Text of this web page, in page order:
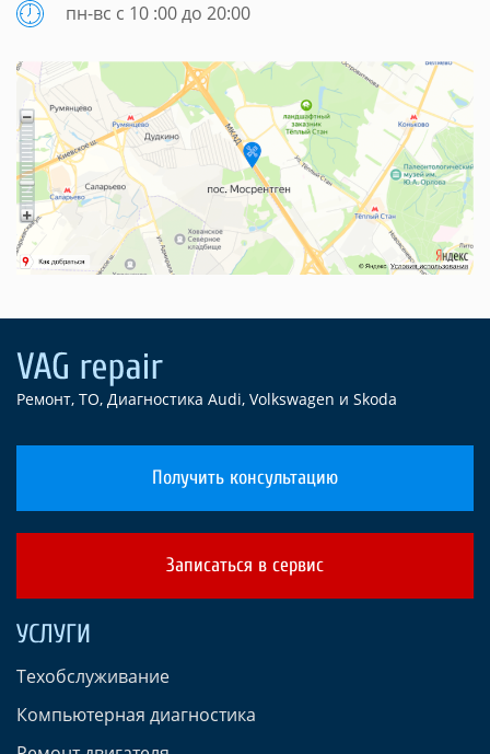
пн-вс с 10 :00 до 20:00
Ремонт, ТО, Диагностика Audi, Volkswagen и Skoda
Получить консультацию
Записаться в сервис
УСЛУГИ
Техобслуживание
Компьютерная диагностика